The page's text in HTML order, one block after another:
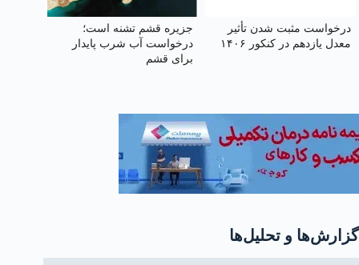
درخواست مثبت شدن تأثیر
معدل یازدهم در کنکور ۱۴۰۶
جزیره قشم تشنه است؛
درخواست آب شرب پایدار
برای قشم
گزارش‌ها و تحلیل‌ها